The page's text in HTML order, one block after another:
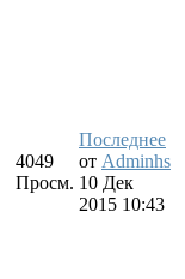
4049
Просм.
Последнее
от Adminhs
10 Дек
2015 10:43